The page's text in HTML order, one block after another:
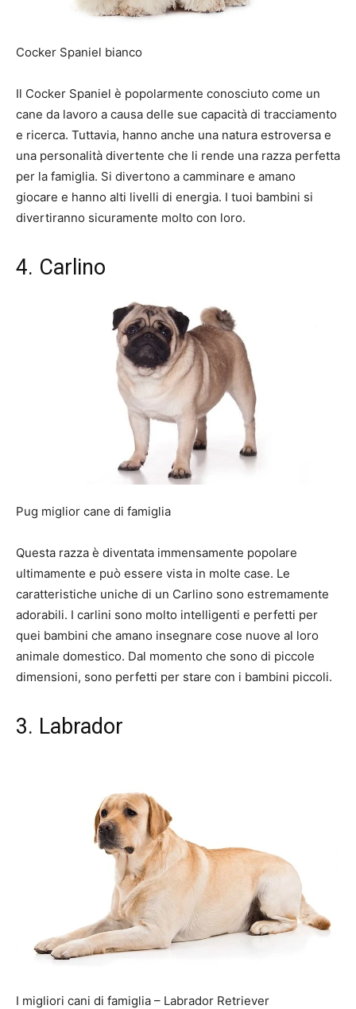
Cocker Spaniel bianco
Il Cocker Spaniel è popolarmente conosciuto come un
cane da lavoro a causa delle sue capacità di tracciamento
e ricerca. Tuttavia, hanno anche una natura estroversa e
una personalità divertente che li rende una razza perfetta
per la famiglia. Si divertono a camminare e amano
giocare e hanno alti livelli di energia. I tuoi bambini si
divertiranno sicuramente molto con loro.
4. Carlino
Pug miglior cane di famiglia
Questa razza è diventata immensamente popolare
ultimamente e può essere vista in molte case. Le
caratteristiche uniche di un Carlino sono estremamente
adorabili. I carlini sono molto intelligenti e perfetti per
quei bambini che amano insegnare cose nuove al loro
animale domestico. Dal momento che sono di piccole
dimensioni, sono perfetti per stare con i bambini piccoli.
3. Labrador
I migliori cani di famiglia – Labrador Retriever